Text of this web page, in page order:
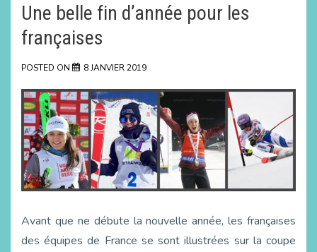
Une belle fin d’année pour les
françaises
POSTED ON 8 JANVIER 2019
Avant que ne débute la nouvelle année, les françaises
des équipes de France se sont illustrées sur la coupe